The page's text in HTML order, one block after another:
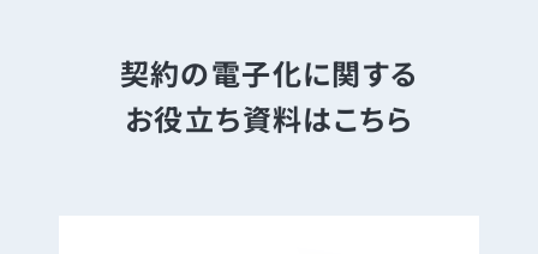
契約の電子化に関する
お役立ち資料はこちら